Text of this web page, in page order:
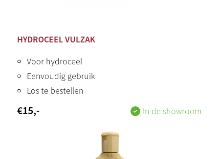
HYDROCEEL VULZAK
Voor hydroceel
Eenvoudig gebruik
Los te bestellen
€15,- In de showroom